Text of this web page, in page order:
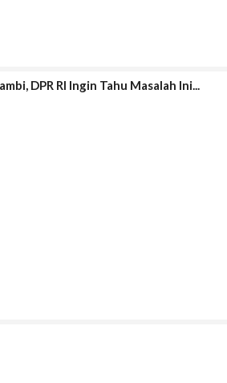
DPR RI Ingin Tahu Masalah Ini...